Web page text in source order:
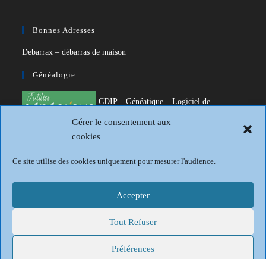
Gérer le consentement aux
cookies
Ce site utilise des cookies uniquement pour mesurer l'audience.
Accepter
Tout Refuser
Préférences
Bonnes Adresses
Debarrax – débarras de maison
Généalogie
CDIP – Généatique – Logiciel de
Généalogie et Histoire du Dunkerquois
Politique de cookies (UE)